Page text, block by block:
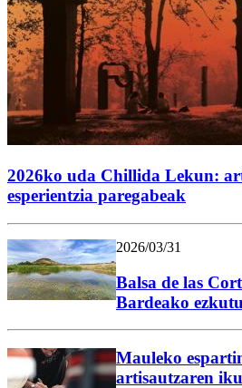
2026ko uda Chillida Lekun:
esperientzia paregabeak
2026/03/31
Balsa de las
Bardeako
Mauleko
artisautzaren